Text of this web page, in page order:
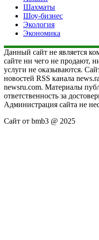
Шахматы
Шоу-бизнес
Экология
Экономика
Данный сайт не является
сайте ни чего не продают,
услуги не оказываются.
новостей RSS канала
newsru.com. Материалы
ответственность за
Администрация сайта не
Сайт от bmb3 @ 2025